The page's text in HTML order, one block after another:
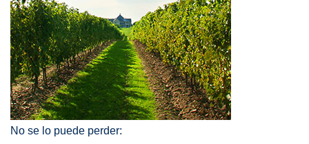
No se lo puede perder: